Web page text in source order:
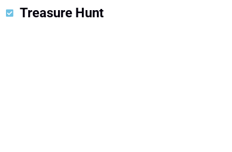
Treasure Hunt